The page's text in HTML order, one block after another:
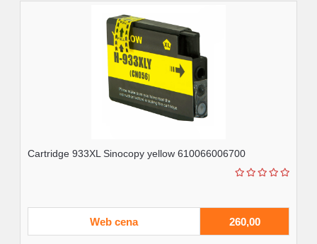
Cartridge 933XL Sinocopy yellow 610066006700
Web cena 260,00